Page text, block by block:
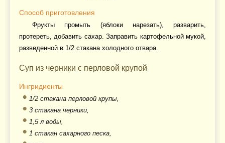
Способ приготовления
Фрукты промыть (яблоки нарезать), разварить,
протереть, добавить сахар. Заправить картофельной мукой,
разведенной в 1/2 стакана холодного отвара.
Суп из черники с перловой крупой
Ингридиенты
1/2 стакана перловой крупы,
3 стакана черники,
1,5 л воды,
1 стакан сахарного песка,